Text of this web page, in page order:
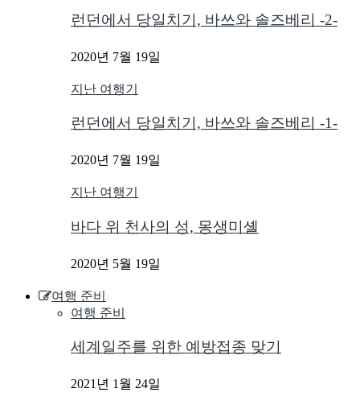
런던에서 당일치기, 바쓰와 솔즈베리 -2-
2020년 7월 19일
지난 여행기
런던에서 당일치기, 바쓰와 솔즈베리 -1-
2020년 7월 19일
지난 여행기
바다 위 천사의 성, 몽생미셸
2020년 5월 19일
여행 준비
여행 준비
세계일주를 위한 예방접종 맞기
2021년 1월 24일